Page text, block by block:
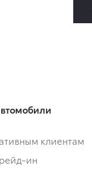
клиентам
ин